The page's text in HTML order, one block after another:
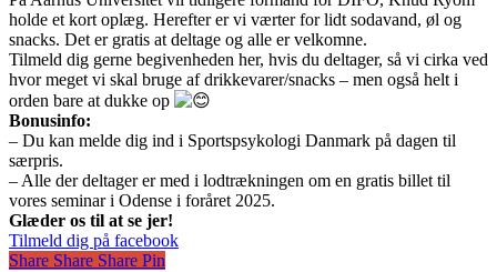
holde et kort oplæg. Herefter er vi værter for lidt sodavand, øl og
snacks. Det er gratis at deltage og alle er velkomne.
Tilmeld dig gerne begivenheden her, hvis du deltager, så vi cirka ved
hvor meget vi skal bruge af drikkevarer/snacks – men også helt i
orden bare at dukke op
Bonusinfo:
– Du kan melde dig ind i Sportspsykologi Danmark på dagen til
særpris.
– Alle der deltager er med i lodtrækningen om en gratis billet til
vores seminar i Odense i foråret 2025.
Glæder os til at se jer!
Tilmeld dig på facebook
Share Share Share Pin